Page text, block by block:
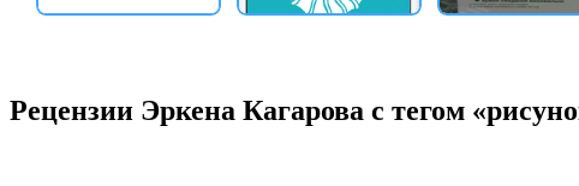
Рецензии Эркена Кагарова с тегом